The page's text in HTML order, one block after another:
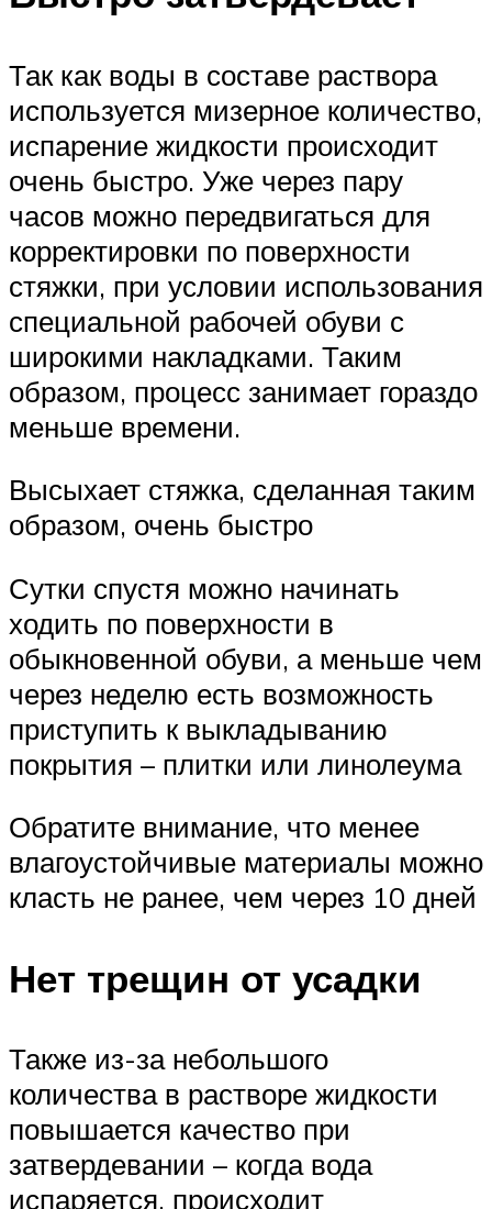
Так как воды в составе раствора
используется мизерное количество,
испарение жидкости происходит
очень быстро. Уже через пару
часов можно передвигаться для
корректировки по поверхности
стяжки, при условии использования
специальной рабочей обуви с
широкими накладками. Таким
образом, процесс занимает гораздо
меньше времени.
Высыхает стяжка, сделанная таким
образом, очень быстро
Сутки спустя можно начинать
ходить по поверхности в
обыкновенной обуви, а меньше чем
через неделю есть возможность
приступить к выкладыванию
покрытия – плитки или линолеума
Обратите внимание, что менее
влагоустойчивые материалы можно
класть не ранее, чем через 10 дней
Нет трещин от усадки
Также из-за небольшого
количества в растворе жидкости
повышается качество при
затвердевании – когда вода
испаряется, происходит